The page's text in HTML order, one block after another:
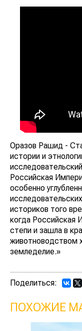
Оразов Рашид -
истории и
Российская
особенно
историков того
когда Российская
степи и зашла в
животноводством
земледелие.»
Поделиться:
ПОХОЖИЕ